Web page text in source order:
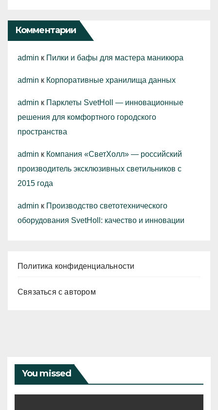
Комментарии
admin к Пилки и бафы для мастера маникюра
admin к Корпоративные хранилища данных
admin к Парклеты SvetHoll — инновационные
решения для комфортного городского
пространства
admin к Компания «СветХолл» — российский
производитель эксклюзивных светильников с
2015 года
admin к Производство светотехнического
оборудования SvetHoll: качество и инновации
Политика конфиденциальности
Связаться с автором
You missed